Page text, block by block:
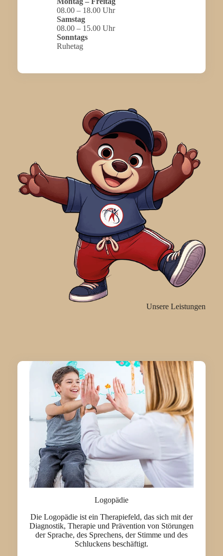
08.00 – 18.00 Uhr
Samstag
08.00 – 15.00 Uhr
Sonntags
Ruhetag
Unsere Leistungen
Logopädie
Die Logopädie ist ein Therapiefeld, das sich mit der
Diagnostik, Therapie und Prävention von Störungen
der Sprache, des Sprechens, der Stimme und des
Schluckens beschäftigt.